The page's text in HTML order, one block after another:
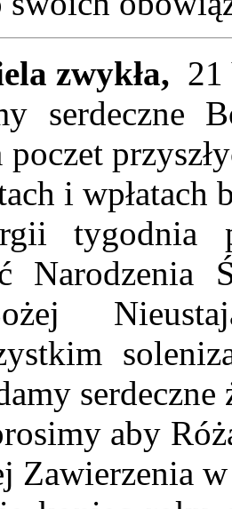
zwykła,
serdeczne
i wpłatach
tygodnia
Narodzenia
serdeczne
aby
Zawierzenia